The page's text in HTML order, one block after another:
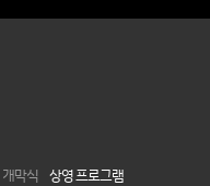
개막식 상영 프로그램